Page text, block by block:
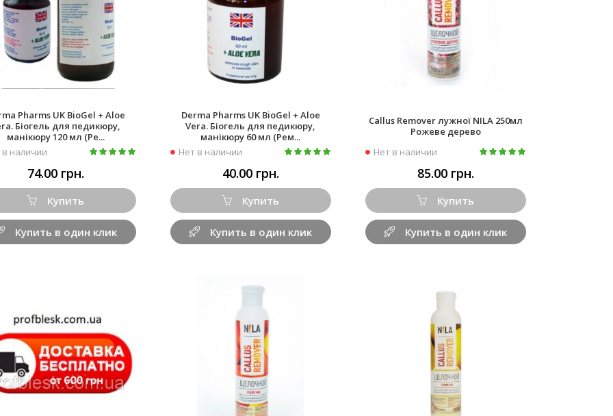
Pharms UK BioGel + Aloe
Біогель для педикюру,
манікюру 120 мл (Ре...
в наличии
74.00 грн.
Купить
Купить в один клик
Derma Pharms UK BioGel + Aloe
Vera. Біогель для педикюру,
манікюру 60 мл (Рем...
Нет в наличии
40.00 грн.
Купить
Купить в один клик
Callus Remover лужної NILA 250мл
Рожеве дерево
Нет в наличии
85.00 грн.
Купить
Купить в один клик